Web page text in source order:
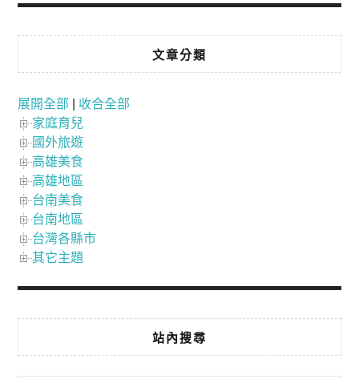
文章分類
展開全部
收合全部
家庭育兒
國外旅遊
高雄美食
高雄地區
台南美食
台南地區
台灣各縣市
其它主題
站內搜尋